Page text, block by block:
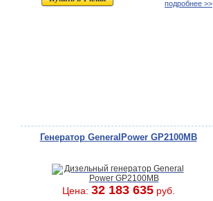
подробнее >>
Генератор GeneralPower GP2100MB
Цена: 32 183 635руб.